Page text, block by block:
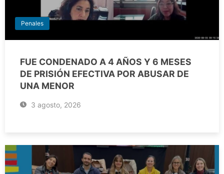
Penales
FUE CONDENADO A 4 AÑOS Y 6 MESES
DE PRISIÓN EFECTIVA POR ABUSAR DE
UNA MENOR
3 agosto, 2026